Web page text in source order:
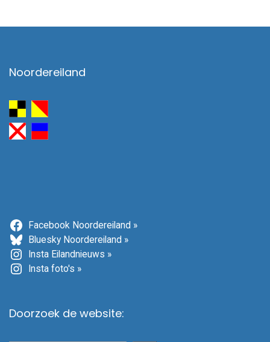
Noordereiland
Facebook Noordereiland »
Bluesky Noordereiland »
Insta Eilandnieuws »
Insta foto's »
Doorzoek de website: